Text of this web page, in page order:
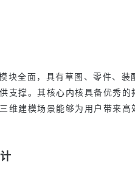
块全面，具有草图、零件、装
支撑。其核心内核具备优秀的
维建模场景能够为用户带来高